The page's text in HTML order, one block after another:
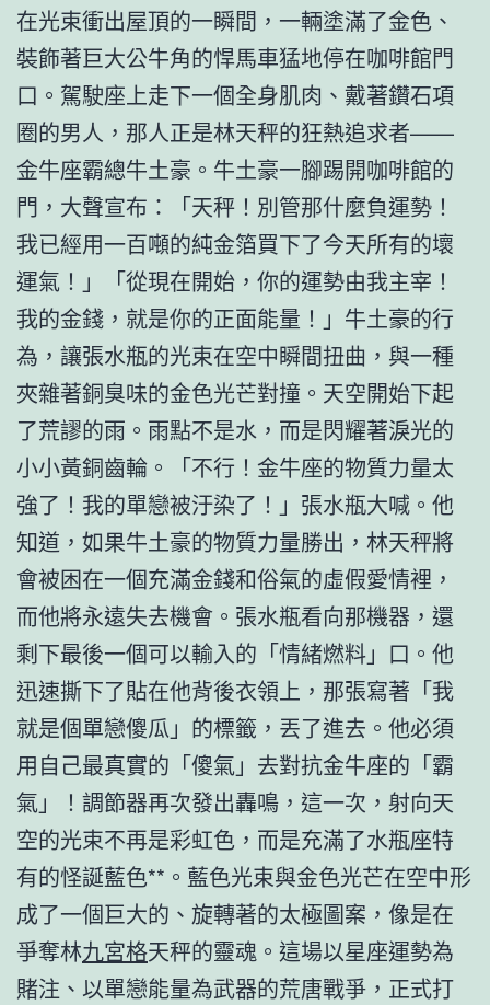
在光束衝出屋頂的一瞬間，一輛塗滿了金色、
裝飾著巨大公牛角的悍馬車猛地停在咖啡館門
口。駕駛座上走下一個全身肌肉、戴著鑽石項
圈的男人，那人正是林天秤的狂熱追求者——
金牛座霸總牛土豪。牛土豪一腳踢開咖啡館的
門，大聲宣布：「天秤！別管那什麼負運勢！
我已經用一百噸的純金箔買下了今天所有的壞
運氣！」「從現在開始，你的運勢由我主宰！
我的金錢，就是你的正面能量！」牛土豪的行
為，讓張水瓶的光束在空中瞬間扭曲，與一種
夾雜著銅臭味的金色光芒對撞。天空開始下起
了荒謬的雨。雨點不是水，而是閃耀著淚光的
小小黃銅齒輪。「不行！金牛座的物質力量太
強了！我的單戀被汙染了！」張水瓶大喊。他
知道，如果牛土豪的物質力量勝出，林天秤將
會被困在一個充滿金錢和俗氣的虛假愛情裡，
而他將永遠失去機會。張水瓶看向那機器，還
剩下最後一個可以輸入的「情緒燃料」口。他
迅速撕下了貼在他背後衣領上，那張寫著「我
就是個單戀傻瓜」的標籤，丟了進去。他必須
用自己最真實的「傻氣」去對抗金牛座的「霸
氣」！調節器再次發出轟鳴，這一次，射向天
空的光束不再是彩虹色，而是充滿了水瓶座特
有的怪誕藍色**。藍色光束與金色光芒在空中形
成了一個巨大的、旋轉著的太極圖案，像是在
爭奪林九宮格天秤的靈魂。這場以星座運勢為
賭注、以單戀能量為武器的荒唐戰爭，正式打